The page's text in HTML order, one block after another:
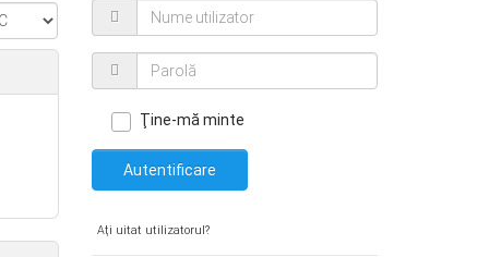
Ţine-mă minte
Autentificare
Aţi uitat utilizatorul?